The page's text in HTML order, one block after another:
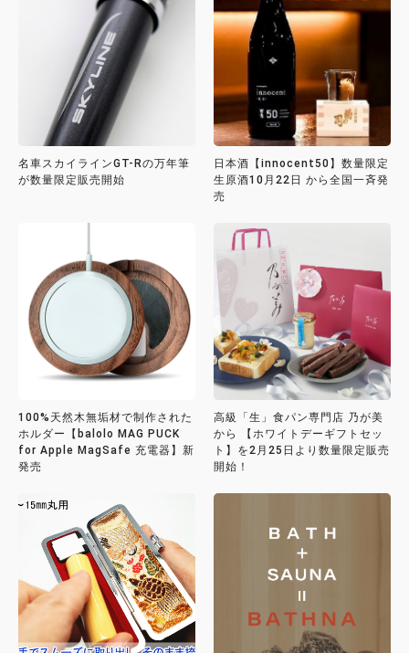
名車スカイラインGT-Rの万年筆
が数量限定販売開始
日本酒【innocent50】数量限定
生原酒10月22日 から全国一斉発
売
100%天然木無垢材で制作された
ホルダー【balolo MAG PUCK
for Apple MagSafe 充電器】新
発売
高級「生」食パン専門店 乃が美
から 【ホワイトデーギフトセッ
ト】を2月25日より数量限定販売
開始！